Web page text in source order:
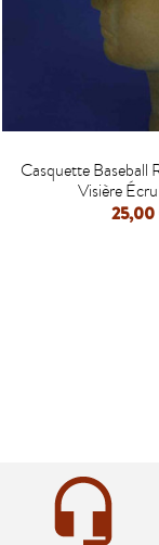

Casquette Baseball
Visière
APERÇU